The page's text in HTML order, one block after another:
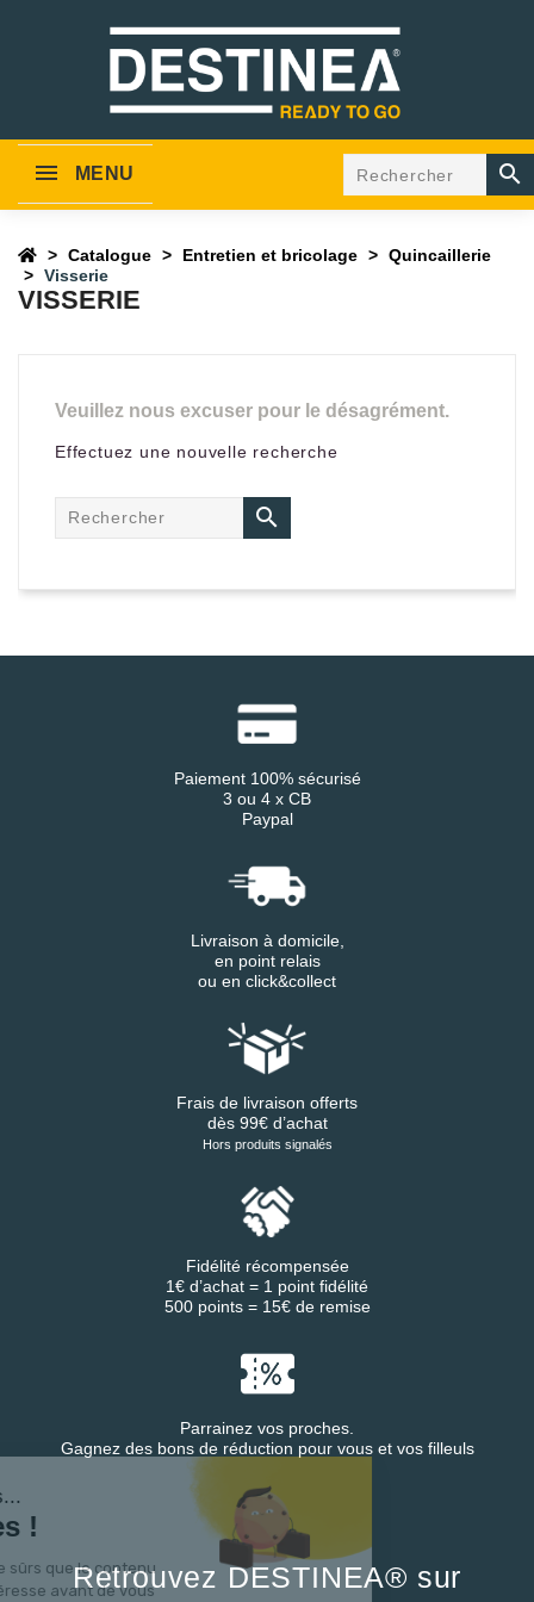
nous...
!
d'être sûrs que le contenu
vous intéresse avant de vous
MENU 
Catalogue Entretien et bricolage
Quincaillerie
Visserie
VISSERIE
Veuillez nous excuser pour le désagrément.
Effectuez une nouvelle recherche

Paiement 100% sécurisé
3 ou 4 x CB
Paypal
Livraison à domicile,
en point relais
ou en click&collect
Frais de livraison offerts
dès 99€ d’achat
Hors produits signalés
Fidélité récompensée
1€ d’achat = 1 point fidélité
500 points = 15€ de remise
Parrainez vos proches.
Gagnez des bons de réduction pour vous et vos filleuls
Retrouvez DESTINEA® sur